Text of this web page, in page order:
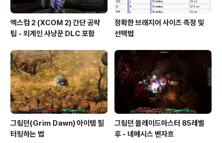
엑스컴 2 (XCOM 2) 간단 공략
팁 - 외계인 사냥꾼 DLC 포함
정확한 브래지어 사이즈 측정 및
선택법
그림던(Grim Dawn) 아이템 필
터링하는 법
그림던 블레이드마스터 85레벨
후 - 네메시스 벤자흐